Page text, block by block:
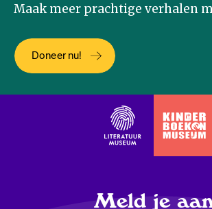
Maak meer prachtige verhalen
Doneer nu!
Meld je